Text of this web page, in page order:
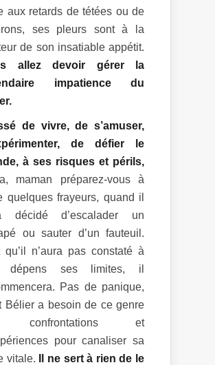
aux retards de tétées ou de
ses pleurs sont à la
de son insatiable appétit.
allez devoir gérer la
impatience du
de vivre, de s’amuser,
de défier le
à ses risques et périls,
maman préparez-vous à
quelques frayeurs, quand il
décidé d’escalader un
ou sauter d’un fauteuil.
qu’il n’aura pas constaté à
dépens ses limites, il
Pas de panique,
Bélier a besoin de ce genre
confrontations et
pour canaliser sa
vitale.
Il ne sert à rien de le